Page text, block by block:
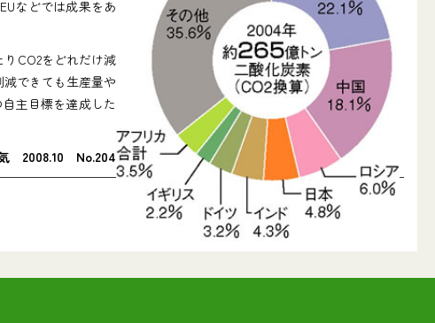
などでは成果をあ
CO2をどれだけ減
できても生産量や
主目標を達成した
2008.10 No.204